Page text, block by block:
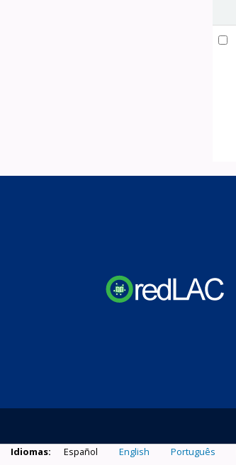
Idiomas: Español English Português